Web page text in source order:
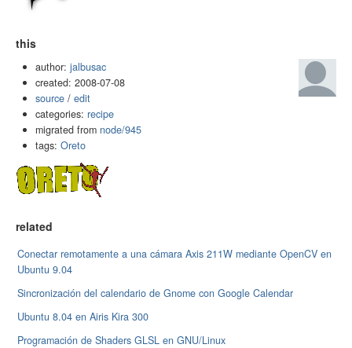
this
author: jalbusac
created: 2008-07-08
source / edit
categories: recipe
migrated from node/945
tags: Oreto
related
Conectar remotamente a una cámara Axis 211W mediante OpenCV en
Ubuntu 9.04
Sincronización del calendario de Gnome con Google Calendar
Ubuntu 8.04 en Airis Kira 300
Programación de Shaders GLSL en GNU/Linux